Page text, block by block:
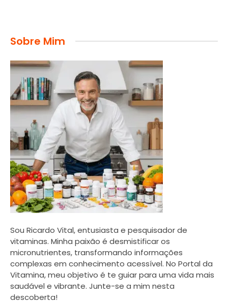
Sobre Mim
Sou Ricardo Vital, entusiasta e pesquisador de
vitaminas. Minha paixão é desmistificar os
micronutrientes, transformando informações
complexas em conhecimento acessível. No Portal da
Vitamina, meu objetivo é te guiar para uma vida mais
saudável e vibrante. Junte-se a mim nesta
descoberta!